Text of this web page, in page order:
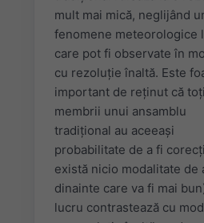
mult mai mică, neglijând
fenomene meteorologice
care pot fi observate în
cu rezoluție înaltă. Este
important de reținut că
membrii unui ansamblu
tradițional au aceeași
probabilitate de a fi
există nicio modalitate de
dinainte care va fi mai
lucru contrastează cu